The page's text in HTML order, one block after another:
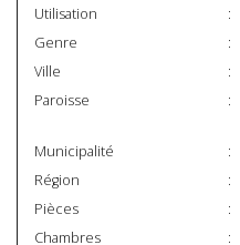
Utilisation
Genre
Ville
Paroisse
Municipalité
Région
Pièces
Chambres